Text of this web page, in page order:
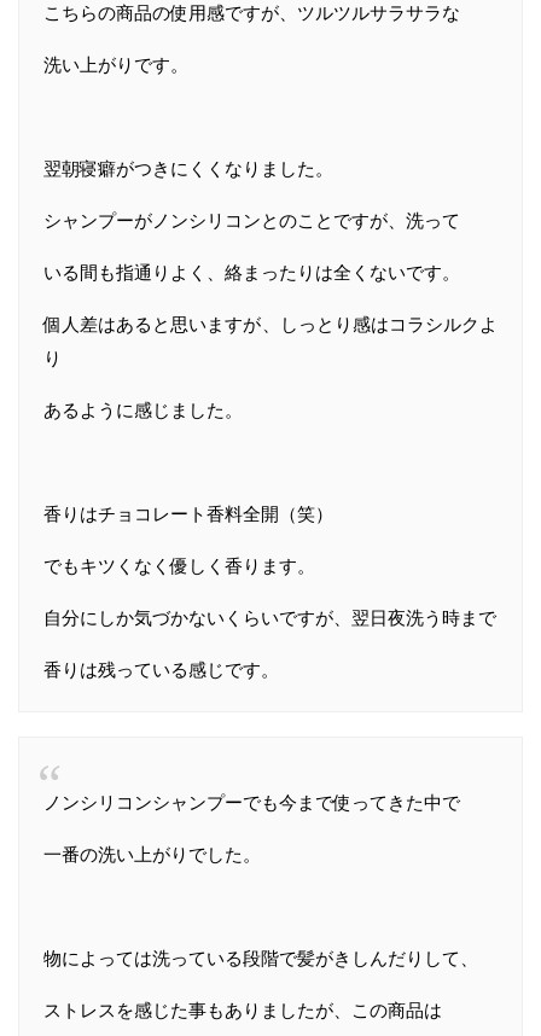
こちらの商品の使用感ですが、ツルツルサラサラな
洗い上がりです。
翌朝寝癖がつきにくくなりました。
シャンプーがノンシリコンとのことですが、洗って
いる間も指通りよく、絡まったりは全くないです。
個人差はあると思いますが、しっとり感はコラシルクよ
り
あるように感じました。
香りはチョコレート香料全開（笑）
でもキツくなく優しく香ります。
自分にしか気づかないくらいですが、翌日夜洗う時まで
香りは残っている感じです。
ノンシリコンシャンプーでも今まで使ってきた中で
一番の洗い上がりでした。
物によっては洗っている段階で髪がきしんだりして、
ストレスを感じた事もありましたが、この商品は